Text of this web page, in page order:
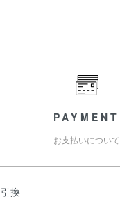
PAYMENT
お支払いについて
換